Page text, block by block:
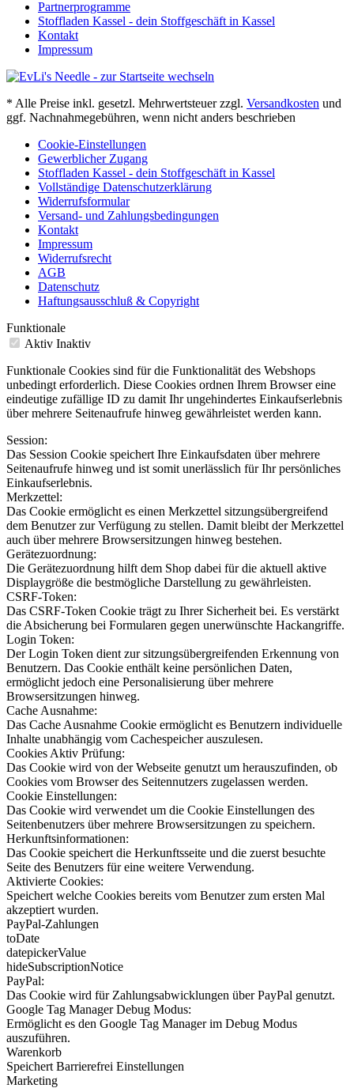
Partnerprogramme
Stoffladen Kassel - dein Stoffgeschäft in Kassel
Kontakt
Impressum
* Alle Preise inkl. gesetzl. Mehrwertsteuer zzgl. Versandkosten und
ggf. Nachnahmegebühren, wenn nicht anders beschrieben
Cookie-Einstellungen
Gewerblicher Zugang
Stoffladen Kassel - dein Stoffgeschäft in Kassel
Vollständige Datenschutzerklärung
Widerrufsformular
Versand- und Zahlungsbedingungen
Kontakt
Impressum
Widerrufsrecht
AGB
Datenschutz
Haftungsausschluß & Copyright
Funktionale
Aktiv Inaktiv
Funktionale Cookies sind für die Funktionalität des Webshops
unbedingt erforderlich. Diese Cookies ordnen Ihrem Browser eine
eindeutige zufällige ID zu damit Ihr ungehindertes Einkaufserlebnis
über mehrere Seitenaufrufe hinweg gewährleistet werden kann.
Session:
Das Session Cookie speichert Ihre Einkaufsdaten über mehrere
Seitenaufrufe hinweg und ist somit unerlässlich für Ihr persönliches
Einkaufserlebnis.
Merkzettel:
Das Cookie ermöglicht es einen Merkzettel sitzungsübergreifend
dem Benutzer zur Verfügung zu stellen. Damit bleibt der Merkzettel
auch über mehrere Browsersitzungen hinweg bestehen.
Gerätezuordnung:
Die Gerätezuordnung hilft dem Shop dabei für die aktuell aktive
Displaygröße die bestmögliche Darstellung zu gewährleisten.
CSRF-Token:
Das CSRF-Token Cookie trägt zu Ihrer Sicherheit bei. Es verstärkt
die Absicherung bei Formularen gegen unerwünschte Hackangriffe.
Login Token:
Der Login Token dient zur sitzungsübergreifenden Erkennung von
Benutzern. Das Cookie enthält keine persönlichen Daten,
ermöglicht jedoch eine Personalisierung über mehrere
Browsersitzungen hinweg.
Cache Ausnahme:
Das Cache Ausnahme Cookie ermöglicht es Benutzern individuelle
Inhalte unabhängig vom Cachespeicher auszulesen.
Cookies Aktiv Prüfung:
Das Cookie wird von der Webseite genutzt um herauszufinden, ob
Cookies vom Browser des Seitennutzers zugelassen werden.
Cookie Einstellungen:
Das Cookie wird verwendet um die Cookie Einstellungen des
Seitenbenutzers über mehrere Browsersitzungen zu speichern.
Herkunftsinformationen:
Das Cookie speichert die Herkunftsseite und die zuerst besuchte
Seite des Benutzers für eine weitere Verwendung.
Aktivierte Cookies:
Speichert welche Cookies bereits vom Benutzer zum ersten Mal
akzeptiert wurden.
PayPal-Zahlungen
toDate
datepickerValue
hideSubscriptionNotice
PayPal:
Das Cookie wird für Zahlungsabwicklungen über PayPal genutzt.
Google Tag Manager Debug Modus:
Ermöglicht es den Google Tag Manager im Debug Modus
auszuführen.
Warenkorb
Speichert Barrierefrei Einstellungen
Marketing